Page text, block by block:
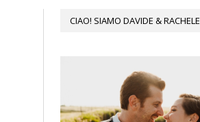
CIAO! SIAMO DAVIDE & RACHELE